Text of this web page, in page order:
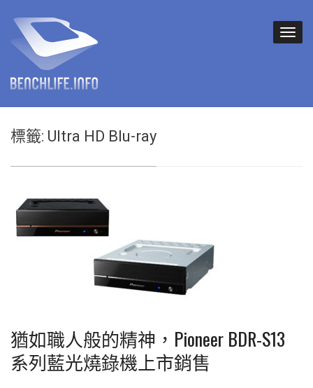
標籤: Ultra HD Blu-ray
猶如職人般的精神，Pioneer BDR-S13
系列藍光燒錄機上市銷售